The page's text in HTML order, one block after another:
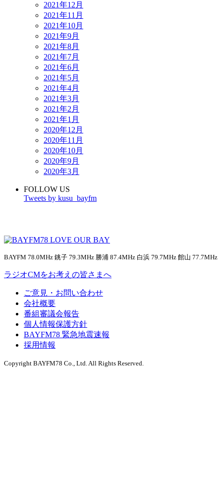
2021年12月
2021年11月
2021年10月
2021年9月
2021年8月
2021年7月
2021年6月
2021年5月
2021年4月
2021年3月
2021年2月
2021年1月
2020年12月
2020年11月
2020年10月
2020年9月
2020年3月
FOLLOW US
Tweets by kusu_bayfm
BAYFM 78.0MHz 銚子 79.3MHz 勝浦 87.4MHz 白浜 79.7MHz 館山 77.7MHz
ラジオCMをお考えの皆さまへ
ご意見・お問い合わせ
会社概要
番組審議会報告
個人情報保護方針
BAYFM78 緊急地震速報
採用情報
Copyright BAYFM78 Co., Ltd. All Rights Reserved.